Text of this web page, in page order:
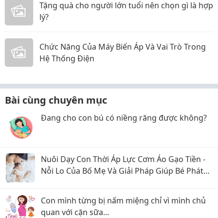
Tặng quà cho người lớn tuổi nên chọn gì là hợp
lý?
Chức Năng Của Máy Biến Áp Và Vai Trò Trong
Hệ Thống Điện
Bài cùng chuyên mục
Đang cho con bú có niềng răng được không?
Nuôi Dạy Con Thời Áp Lực Cơm Áo Gạo Tiền -
Nỗi Lo Của Bố Mẹ Và Giải Pháp Giúp Bé Phát
Con mình từng bị nấm miệng chỉ vì mình chủ
quan với cặn sữa...